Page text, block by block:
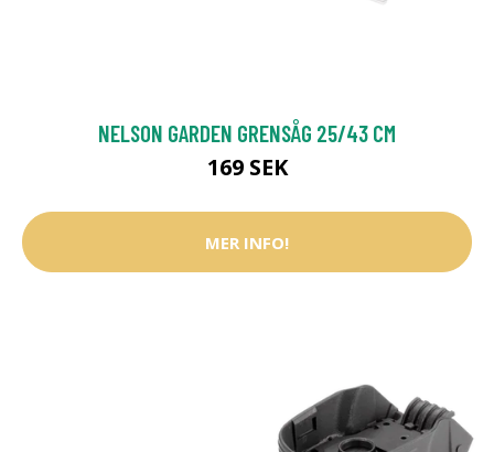
NELSON GARDEN GRENSÅG 25/​43 CM
169 SEK
MER INFO!